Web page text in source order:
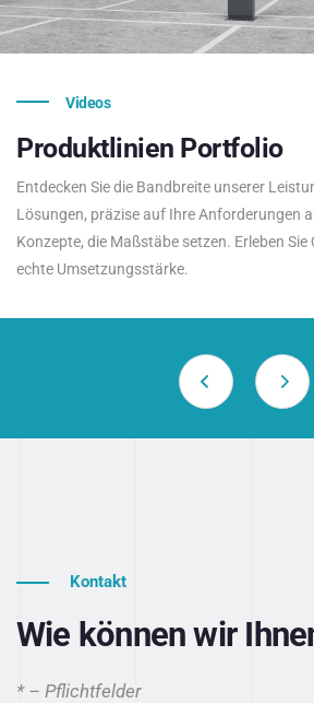
Videos
Produktlinien Portfolio
Entdecken Sie die Bandbreite unserer
Lösungen, präzise auf Ihre Anforderungen
Konzepte, die Maßstäbe setzen. Erleben
echte Umsetzungsstärke.
Kontakt
Wie können wir
* – Pflichtfelder